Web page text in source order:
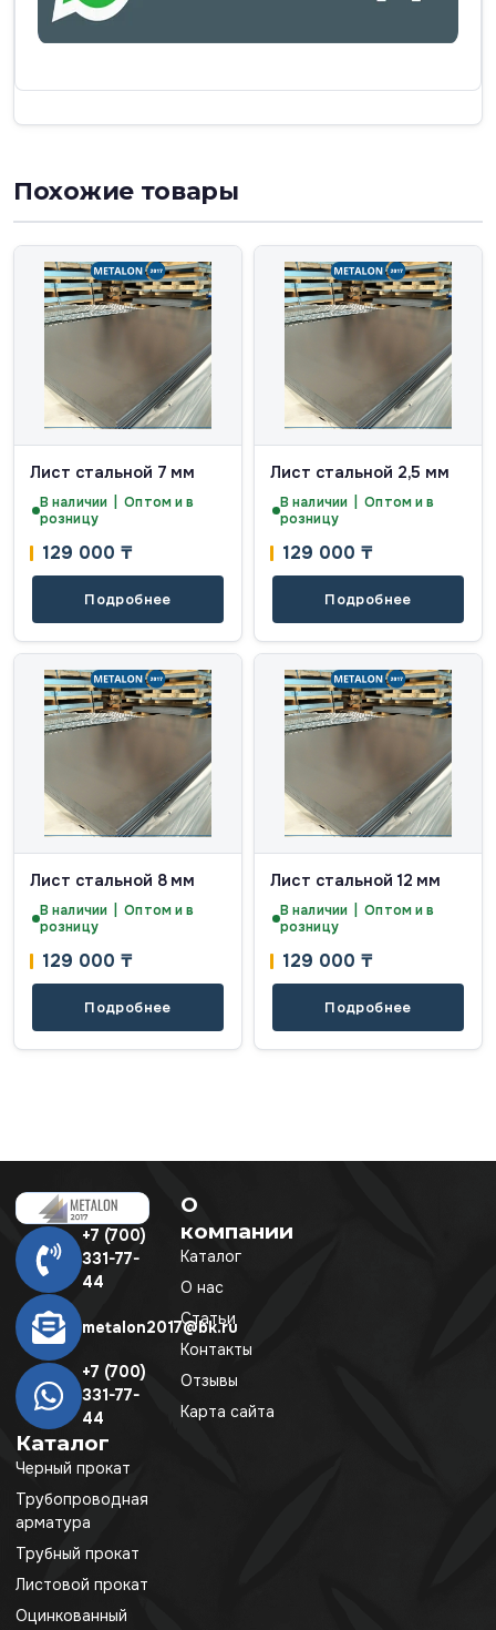
Похожие товары
Лист стальной 7 мм
В наличии | Оптом и в
розницу
129 000 ₸
Подробнее
Лист стальной 2,5 мм
В наличии | Оптом и в
розницу
129 000 ₸
Подробнее
Лист стальной 8 мм
В наличии | Оптом и в
розницу
129 000 ₸
Подробнее
Лист стальной 12 мм
В наличии | Оптом и в
розницу
129 000 ₸
Подробнее
+7 (700)
331-77-
44
metalon2017@bk.ru
+7 (700)
331-77-
44
Каталог
Черный прокат
Трубопроводная
арматура
Трубный прокат
Листовой прокат
Оцинкованный
О
компании
Каталог
О нас
Статьи
Контакты
Отзывы
Карта сайта